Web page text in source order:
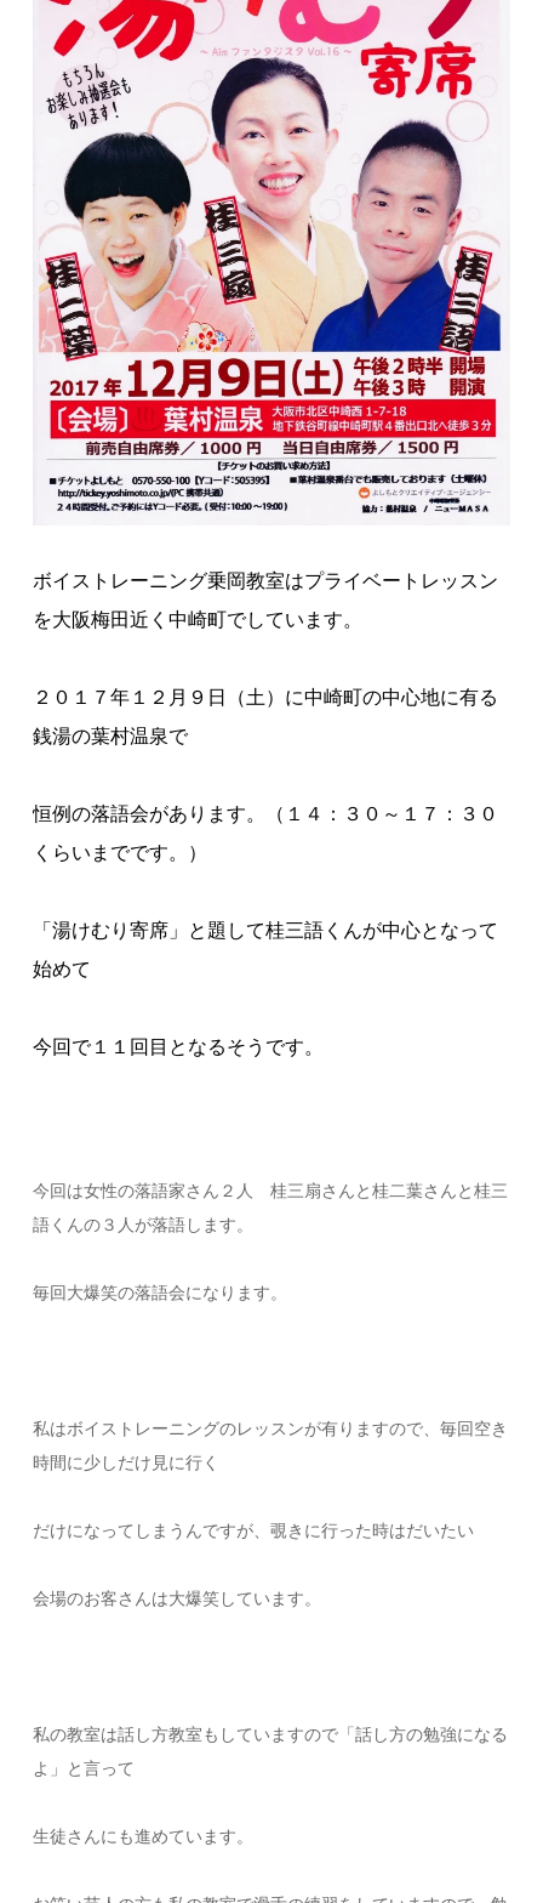
ボイストレーニング乗岡教室はプライベートレッスン
を大阪梅田近く中崎町でしています。
２０１７年１２月９日（土）に中崎町の中心地に有る
銭湯の葉村温泉で
恒例の落語会があります。（１４：３０～１７：３０
くらいまでです。）
「湯けむり寄席」と題して桂三語くんが中心となって
始めて
今回で１１回目となるそうです。
今回は女性の落語家さん２人 桂三扇さんと桂二葉さんと桂三
語くんの３人が落語します。
毎回大爆笑の落語会になります。
私はボイストレーニングのレッスンが有りますので、毎回空き
時間に少しだけ見に行く
だけになってしまうんですが、覗きに行った時はだいたい
会場のお客さんは大爆笑しています。
私の教室は話し方教室もしていますので「話し方の勉強になる
よ」と言って
生徒さんにも進めています。